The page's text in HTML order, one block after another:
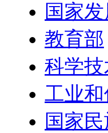
国家
教育部
科学
工业
国家